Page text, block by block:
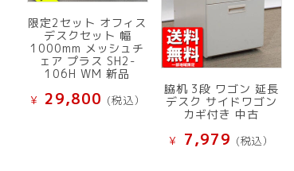
限定2セット オフィス
デスクセット 幅
1000mm メッシュチ
ェア プラス SH2-
106H WM 新品
¥ 29,800 (税込）
脇机 3段 ワゴン 延長
デスク サイドワゴン
カギ付き 中古
¥ 7,979 (税込）